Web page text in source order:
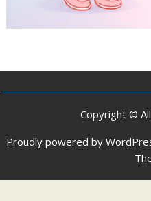
Copyright ©
Proudly powered by